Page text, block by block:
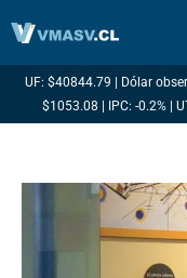
UF: $40844.79 | Dólar
$1053.08 | IPC: -0.2% |